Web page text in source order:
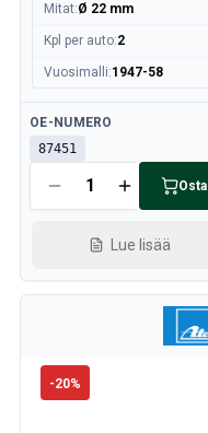
Mitat:Ø 22 mm
Kpl per auto:2
Vuosimalli:1947-58
Saatavilla
OE-NUMERO
87451
Osta
Lue lisää
-20%